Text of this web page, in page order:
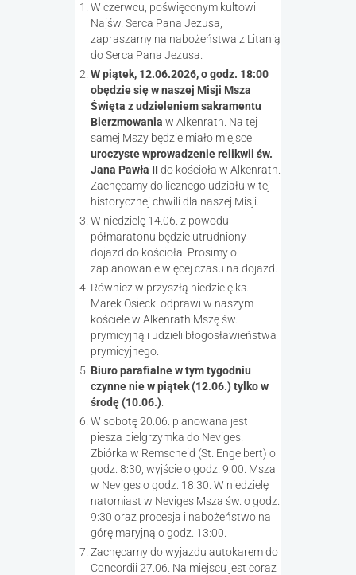
W czerwcu, poświęconym kultowi
Najśw. Serca Pana Jezusa,
zapraszamy na nabożeństwa z Litanią
do Serca Pana Jezusa.
W piątek, 12.06.2026, o godz. 18:00
obędzie się w naszej Misji Msza
Święta z udzieleniem sakramentu
Bierzmowania w Alkenrath. Na tej
samej Mszy będzie miało miejsce
uroczyste wprowadzenie relikwii św.
Jana Pawła II do kościoła w Alkenrath.
Zachęcamy do licznego udziału w tej
historycznej chwili dla naszej Misji.
W niedzielę 14.06. z powodu
półmaratonu będzie utrudniony
dojazd do kościoła. Prosimy o
zaplanowanie więcej czasu na dojazd.
Również w przyszłą niedzielę ks.
Marek Osiecki odprawi w naszym
kościele w Alkenrath Mszę św.
prymicyjną i udzieli błogosławieństwa
prymicyjnego.
Biuro parafialne w tym tygodniu
czynne nie w piątek (12.06.) tylko w
środę (10.06.)
W sobotę 20.06. planowana jest
piesza pielgrzymka do Neviges.
Zbiórka w Remscheid (St. Engelbert) o
godz. 8:30, wyjście o godz. 9:00. Msza
w Neviges o godz. 18:30. W niedzielę
natomiast w Neviges Msza św. o godz.
9:30 oraz procesja i nabożeństwo na
górę maryjną o godz. 13:00.
Zachęcamy do wyjazdu autokarem do
Concordii 27.06. Na miejscu jest coraz